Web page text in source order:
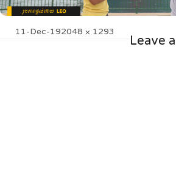
Posted
11-Dec-19Full
2048 × 1293
Leave